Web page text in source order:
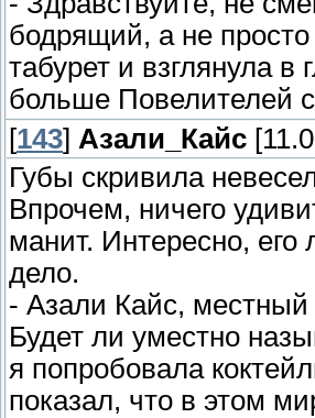
бодрящий, а не
табурет и взглянула
больше Повелителей
[143] Азали_Кайс
Губы скривила
Впрочем, ничего
манит. Интересно,
дело.
- Азали Кайс, местный
Будет ли уместно
я попробовала
показал, что в этом